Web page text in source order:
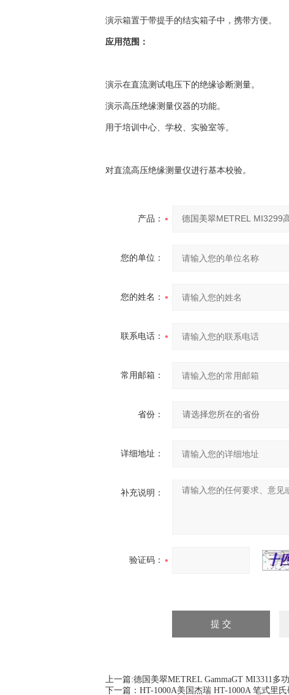
演示箱置于带提手的结实箱子中，携带方便。
应用范围：
演示在直流测试电压下的绝缘诊断测量。
演示高压绝缘测量仪器的功能。
用于培训中心、学校、实验室等。
对直流高压绝缘测量仪进行基本校验。
产品：
您的单位：
您的姓名：
联系电话：
常用邮箱：
省份：
详细地址：
补充说明：
验证码：
上一篇:德国美翠METREL GammaGT MI3311多
下一篇： HT-1000A美国杰瑞 HT-1000A 笔式里